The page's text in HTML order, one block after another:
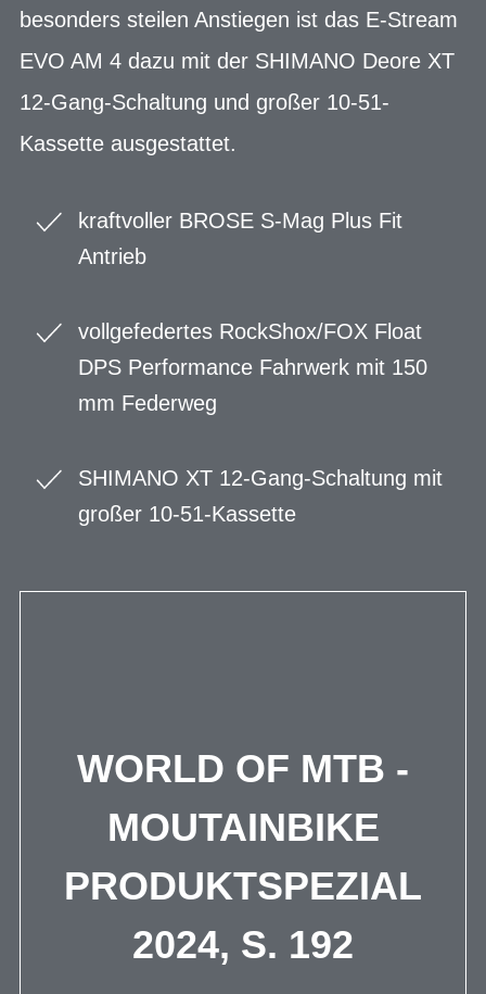
besonders steilen Anstiegen ist das E-Stream
EVO AM 4 dazu mit der SHIMANO Deore XT
12-Gang-Schaltung und großer 10-51-
Kassette ausgestattet.
kraftvoller BROSE S-Mag Plus Fit
Antrieb
vollgefedertes RockShox/FOX Float
DPS Performance Fahrwerk mit 150
mm Federweg
SHIMANO XT 12-Gang-Schaltung mit
großer 10-51-Kassette
WORLD OF MTB -
MOUTAINBIKE
PRODUKTSPEZIAL
2024, S. 192